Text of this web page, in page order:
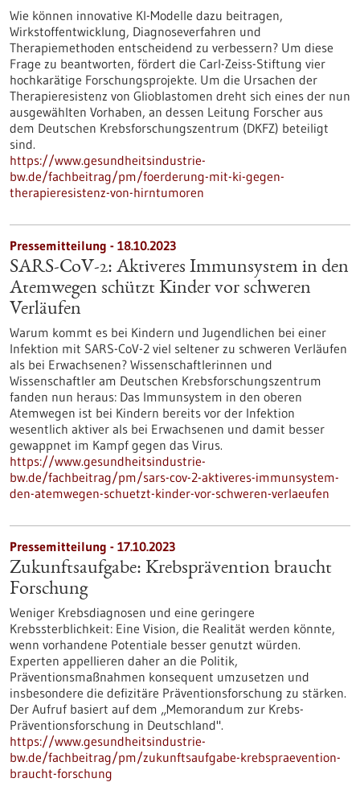
Wie können innovative KI-Modelle dazu beitragen,
Wirkstoffentwicklung, Diagnoseverfahren und
Therapiemethoden entscheidend zu verbessern? Um diese
Frage zu beantworten, fördert die Carl-Zeiss-Stiftung vier
hochkarätige Forschungsprojekte. Um die Ursachen der
Therapieresistenz von Glioblastomen dreht sich eines der nun
ausgewählten Vorhaben, an dessen Leitung Forscher aus
dem Deutschen Krebsforschungszentrum (DKFZ) beteiligt
sind.
https://www.gesundheitsindustrie-
bw.de/fachbeitrag/pm/foerderung-mit-ki-gegen-
therapieresistenz-von-hirntumoren
Pressemitteilung - 18.10.2023
SARS-CoV-2: Aktiveres Immunsystem in den
Atemwegen schützt Kinder vor schweren
Verläufen
Warum kommt es bei Kindern und Jugendlichen bei einer
Infektion mit SARS-CoV-2 viel seltener zu schweren Verläufen
als bei Erwachsenen? Wissenschaftlerinnen und
Wissenschaftler am Deutschen Krebsforschungszentrum
fanden nun heraus: Das Immunsystem in den oberen
Atemwegen ist bei Kindern bereits vor der Infektion
wesentlich aktiver als bei Erwachsenen und damit besser
gewappnet im Kampf gegen das Virus.
https://www.gesundheitsindustrie-
bw.de/fachbeitrag/pm/sars-cov-2-aktiveres-immunsystem-
den-atemwegen-schuetzt-kinder-vor-schweren-verlaeufen
Pressemitteilung - 17.10.2023
Zukunftsaufgabe: Krebsprävention braucht
Forschung
Weniger Krebsdiagnosen und eine geringere
Krebssterblichkeit: Eine Vision, die Realität werden könnte,
wenn vorhandene Potentiale besser genutzt würden.
Experten appellieren daher an die Politik,
Präventionsmaßnahmen konsequent umzusetzen und
insbesondere die defizitäre Präventionsforschung zu stärken.
Der Aufruf basiert auf dem „Memorandum zur Krebs-
Präventionsforschung in Deutschland".
https://www.gesundheitsindustrie-
bw.de/fachbeitrag/pm/zukunftsaufgabe-krebspraevention-
braucht-forschung